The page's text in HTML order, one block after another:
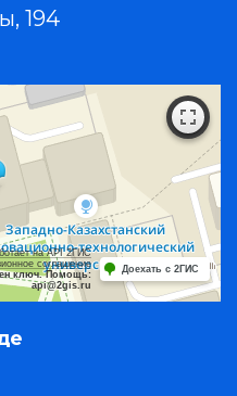
194
на API 2ГИС
соглашение
ключ. Помощь:
api@2gis.ru
Доехать с 2ГИС